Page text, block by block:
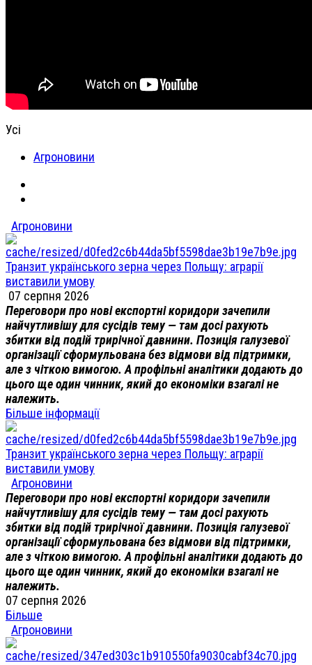
Усі
Агроновини
Агроновини
Транзит українського зерна через Польщу: аграрії
виставили умову
07 серпня 2026
Переговори про нові експортні коридори зачепили
найчутливішу для сусідів тему — там досі рахують
збитки від подій трирічної давнини. Позиція галузевої
організації сформульована без відмови від підтримки,
але з чіткою вимогою. А профільні аналітики додають до
цього ще один чинник, який до економіки взагалі не
належить.
Більше інформації
Транзит українського зерна через Польщу: аграрії
виставили умову
Агроновини
Переговори про нові експортні коридори зачепили
найчутливішу для сусідів тему — там досі рахують
збитки від подій трирічної давнини. Позиція галузевої
організації сформульована без відмови від підтримки,
але з чіткою вимогою. А профільні аналітики додають до
цього ще один чинник, який до економіки взагалі не
належить.
07 серпня 2026
Більше
Агроновини